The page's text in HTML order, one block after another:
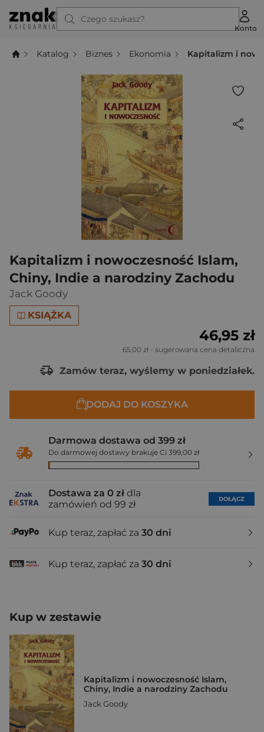
Czego szukasz?
Konto
Katalog Biznes Ekonomia Kapitalizm i
Kapitalizm i nowoczesność Islam,
Chiny, Indie a narodziny Zachodu
Jack Goody
KSIĄŻKA
46,95 zł
65,00 zł - sugerowana cena detaliczna
Zamów teraz, wyślemy w poniedziałek.
DODAJ DO KOSZYKA
Darmowa dostawa od 399 zł
Do darmowej dostawy brakuje Ci 399,00 zł
Dostawa za 0 zł dla
zamówień od 99 zł
DOŁĄCZ
Kup teraz, zapłać za 30 dni
Kup teraz, zapłać za 30 dni
Kup w zestawie
Kapitalizm i nowoczesność Islam,
Chiny, Indie a narodziny Zachodu
Jack Goody